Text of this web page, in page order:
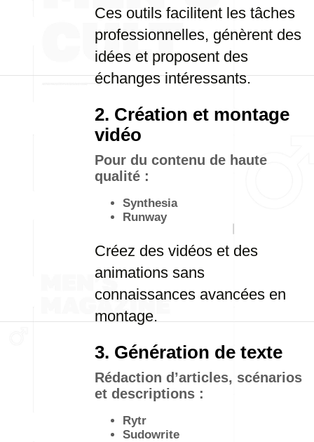
Ces outils facilitent les tâches
professionnelles, génèrent des
idées et proposent des
échanges intéressants.
2. Création et montage
vidéo
Pour du contenu de haute
qualité :
Synthesia
Runway
Créez des vidéos et des
animations sans
connaissances avancées en
montage.
3. Génération de texte
Rédaction d’articles, scénarios
et descriptions :
Rytr
Sudowrite